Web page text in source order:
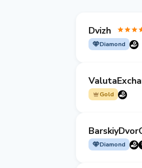
Dvizh
Diamond
Gold
Diamond